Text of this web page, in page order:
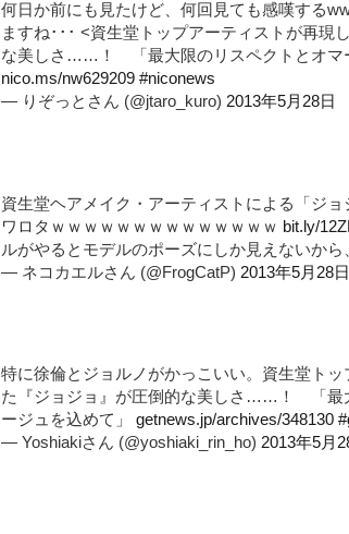
何日か前にも見たけど、何回見ても感嘆する
ますね･･･ <資生堂トップアーティストが再現
な美しさ……！ 「最大限のリスペクトとオマ
nico.ms/nw629209 #niconews
— りぞっとさん (@jtaro_kuro) 2013年5月28日
資生堂ヘアメイク・アーティストによる「ジ
ワロタｗｗｗｗｗｗｗｗｗｗｗｗｗｗ bit.ly/
ルがやるとモデルのポーズにしか見えないから
— ネコカエルさん (@FrogCatP) 2013年5月28日
特に徐倫とジョルノがかっこいい。資生堂ト
た『ジョジョ』が圧倒的な美しさ……！ 「最
ージュを込めて」 getnews.jp/archives/348130
— Yoshiakiさん (@yoshiaki_rin_ho) 2013年5月